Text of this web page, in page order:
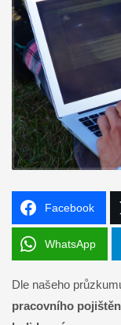
Facebook
WhatsApp
Dle našeho
pracovního